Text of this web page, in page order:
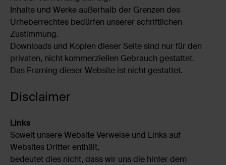
Inhalte und Werke außerhalb der Grenzen des
Urheberrechtes bedürfen unserer schriftlichen
Zustimmung.
Downloads und Kopien dieser Seite sind nur für den
privaten, nicht kommerziellen Gebrauch gestattet.
Das Framing dieser Website ist nicht gestattet.
Disclaimer
Links
Soweit unsere Website Verweise und Links auf
Websites Dritter enthält,
bedeutet dies nicht, dass wir uns die hinter dem